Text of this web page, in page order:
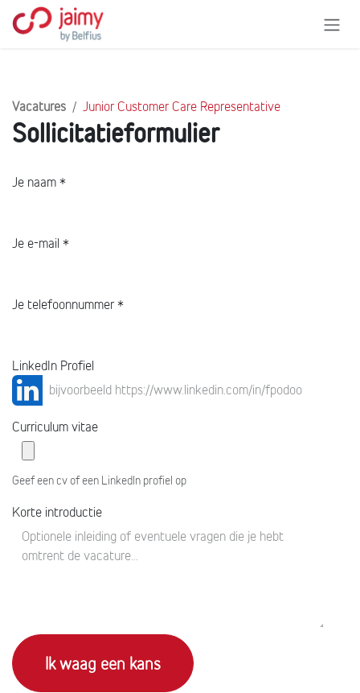
Overslaan naar inhoud
Vacatures Junior Customer Care Representative
Sollicitatieformulier
Je naam *
Je e-mail *
Je telefoonnummer *
LinkedIn Profiel
Curriculum vitae
Geef een cv of een LinkedIn profiel op
Korte introductie
Ik waag een kans